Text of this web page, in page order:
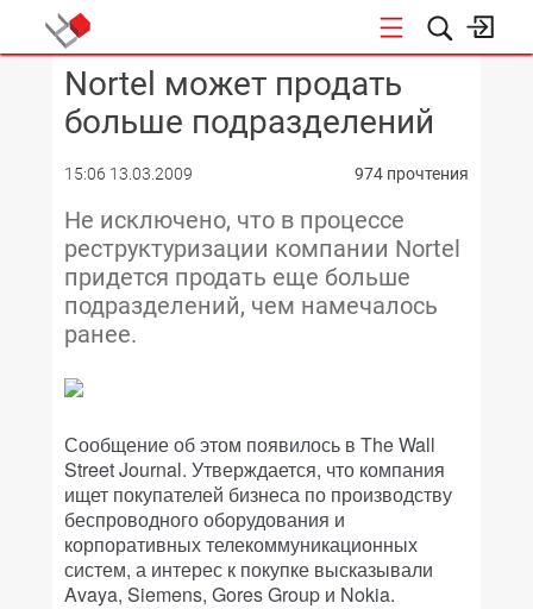
КОНФЕРЕНЦИИ
Nortel может продать
больше подразделений
15:06 13.03.2009 974 прочтения
Не исключено, что в процессе
реструктуризации компании Nortel
придется продать еще больше
подразделений, чем намечалось
ранее.
Сообщение об этом появилось в The Wall
Street Journal. Утверждается, что компания
ищет покупателей бизнеса по производству
беспроводного оборудования и
корпоративных телекоммуникационных
систем, а интерес к покупке высказывали
Avaya, Siemens, Gores Group и Nokia.